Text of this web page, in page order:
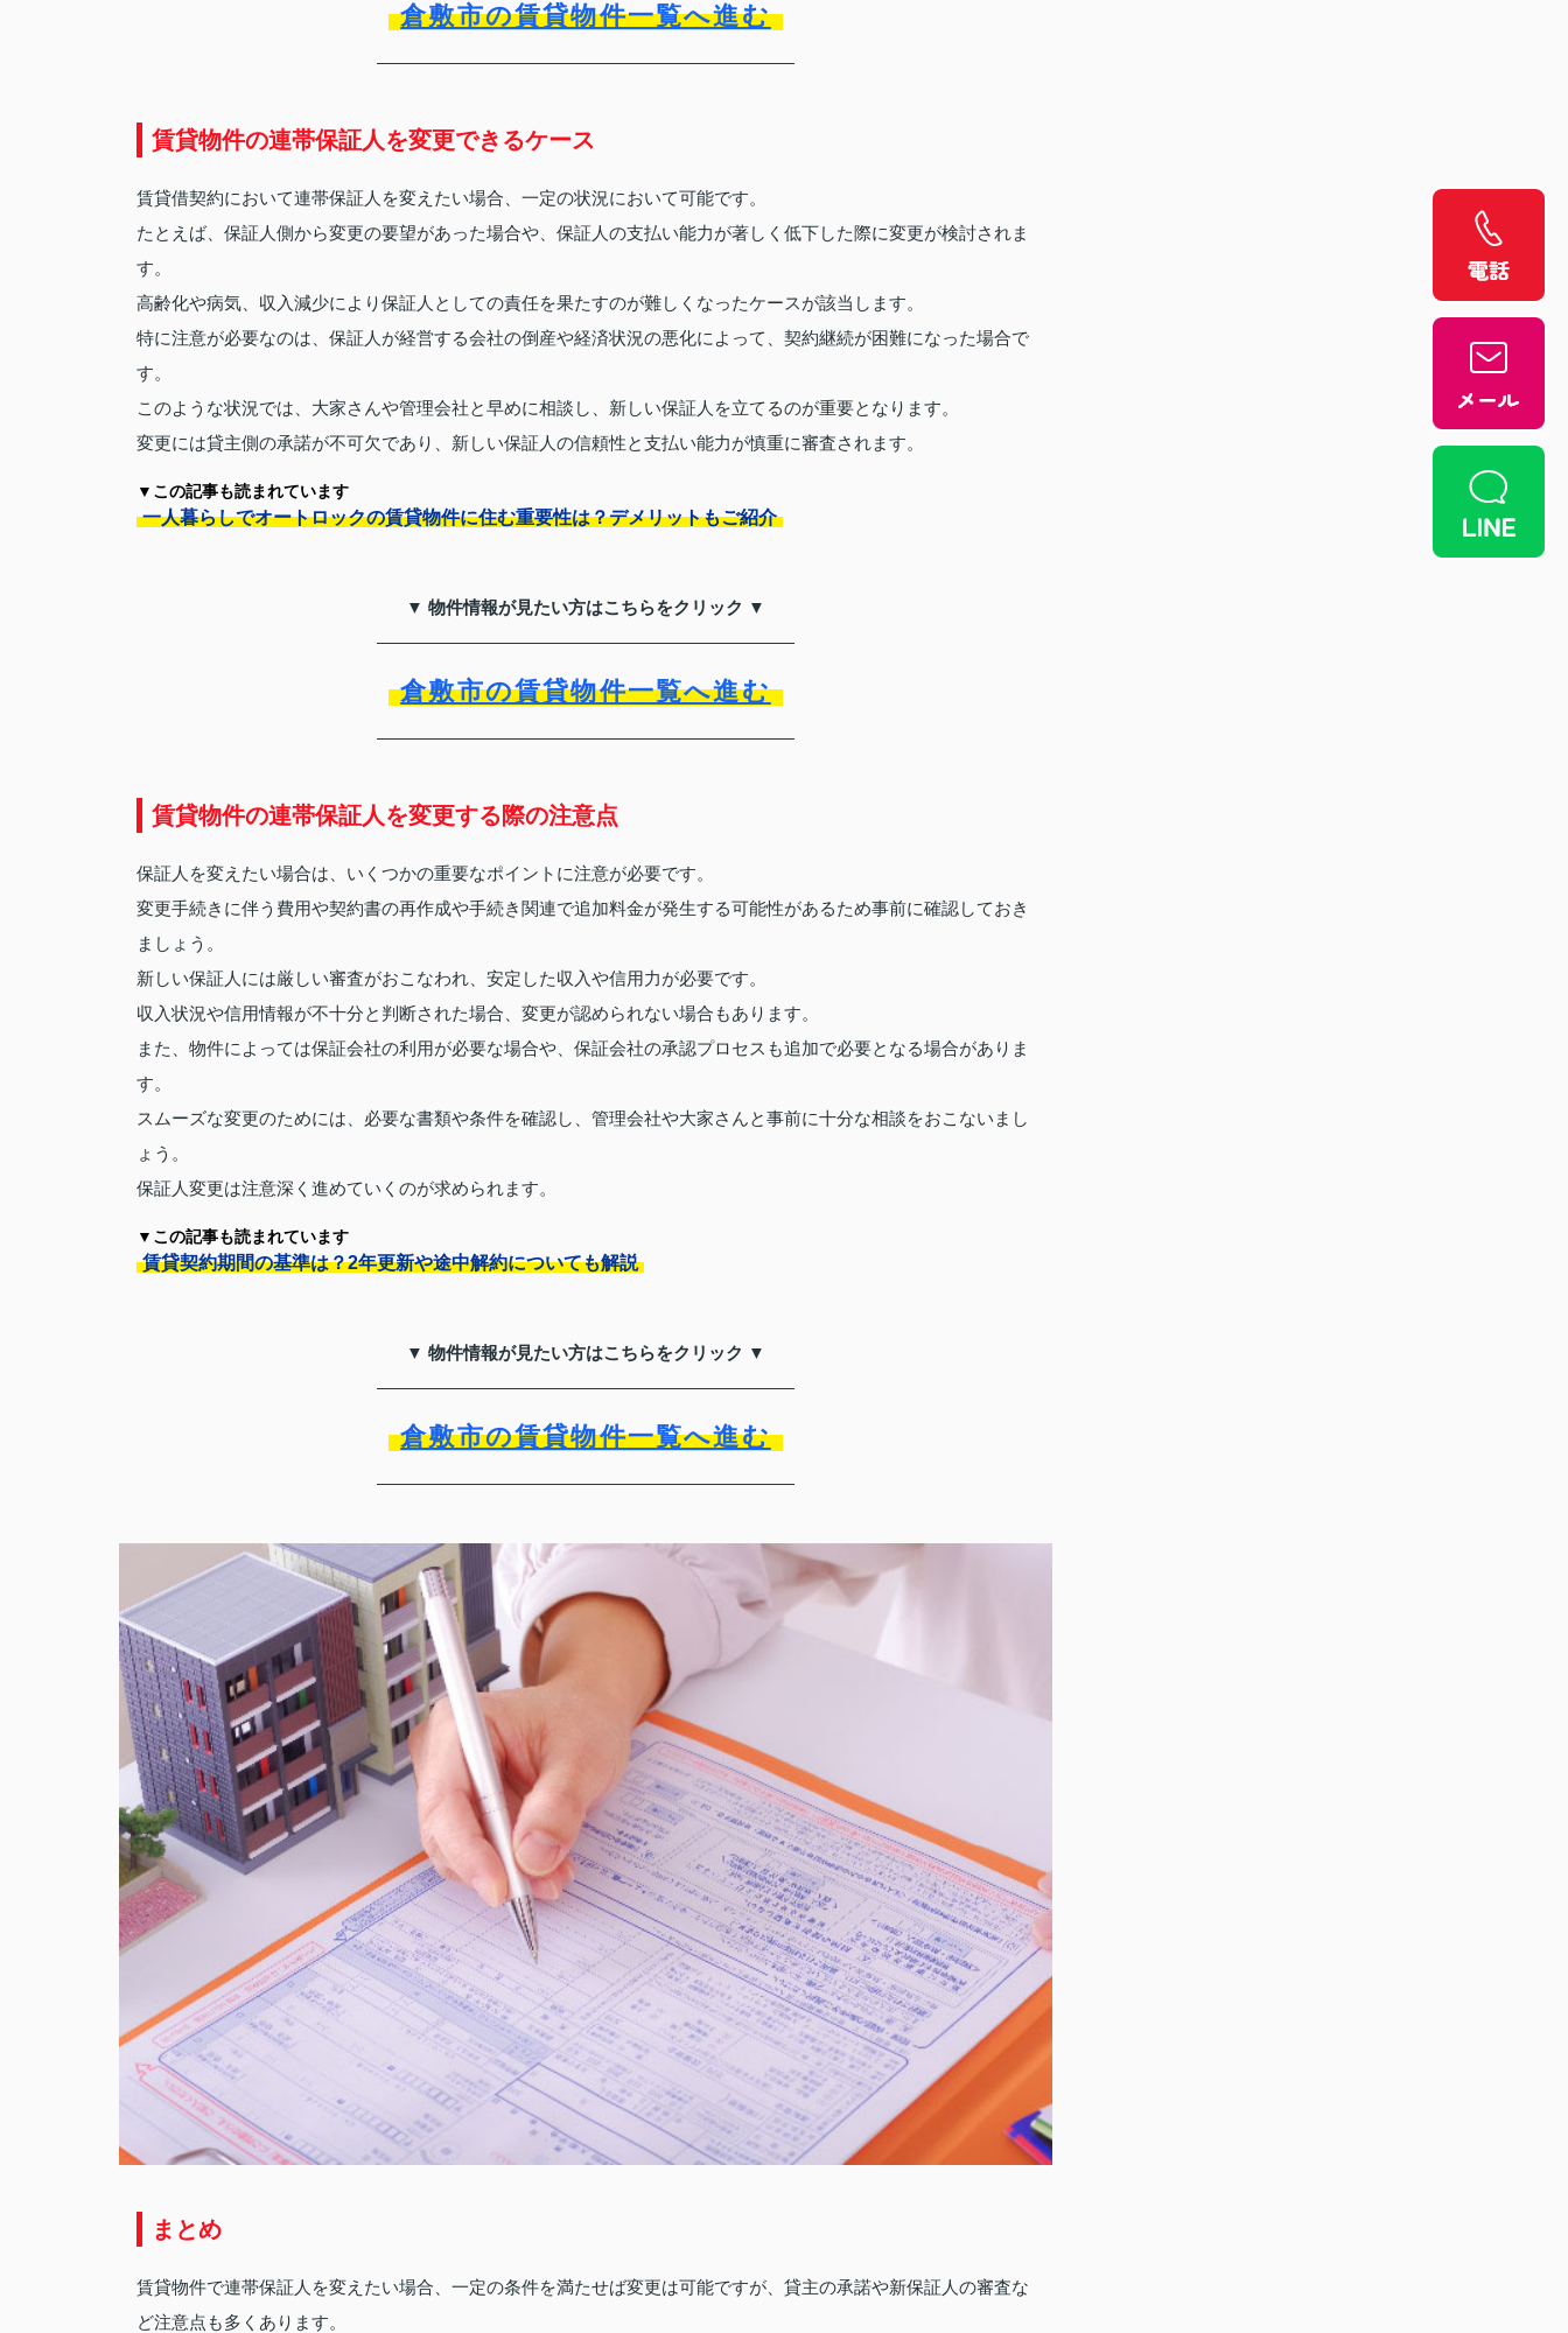
倉敷市の賃貸物件一覧へ進む
賃貸物件の連帯保証人を変更できるケース
賃貸借契約において連帯保証人を変えたい場合、一定の状況において可能です。
たとえば、保証人側から変更の要望があった場合や、保証人の支払い能力が著しく低下した際に変更が検討されま
す。
高齢化や病気、収入減少により保証人としての責任を果たすのが難しくなったケースが該当します。
特に注意が必要なのは、保証人が経営する会社の倒産や経済状況の悪化によって、契約継続が困難になった場合で
す。
このような状況では、大家さんや管理会社と早めに相談し、新しい保証人を立てるのが重要となります。
変更には貸主側の承諾が不可欠であり、新しい保証人の信頼性と支払い能力が慎重に審査されます。
▼この記事も読まれています
一人暮らしでオートロックの賃貸物件に住む重要性は？デメリットもご紹介
▼ 物件情報が見たい方はこちらをクリック ▼
倉敷市の賃貸物件一覧へ進む
賃貸物件の連帯保証人を変更する際の注意点
保証人を変えたい場合は、いくつかの重要なポイントに注意が必要です。
変更手続きに伴う費用や契約書の再作成や手続き関連で追加料金が発生する可能性があるため事前に確認しておき
ましょう。
新しい保証人には厳しい審査がおこなわれ、安定した収入や信用力が必要です。
収入状況や信用情報が不十分と判断された場合、変更が認められない場合もあります。
また、物件によっては保証会社の利用が必要な場合や、保証会社の承認プロセスも追加で必要となる場合がありま
す。
スムーズな変更のためには、必要な書類や条件を確認し、管理会社や大家さんと事前に十分な相談をおこないまし
ょう。
保証人変更は注意深く進めていくのが求められます。
▼この記事も読まれています
賃貸契約期間の基準は？2年更新や途中解約についても解説
▼ 物件情報が見たい方はこちらをクリック ▼
倉敷市の賃貸物件一覧へ進む
まとめ
賃貸物件で連帯保証人を変えたい場合、一定の条件を満たせば変更は可能ですが、貸主の承諾や新保証人の審査な
ど注意点も多くあります。